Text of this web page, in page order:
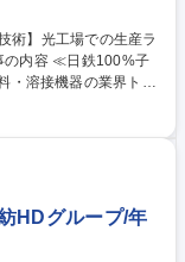
・溶接機器の業界トッ
ン設備設計業務をご担
。制御システムの基
HDグループ/年